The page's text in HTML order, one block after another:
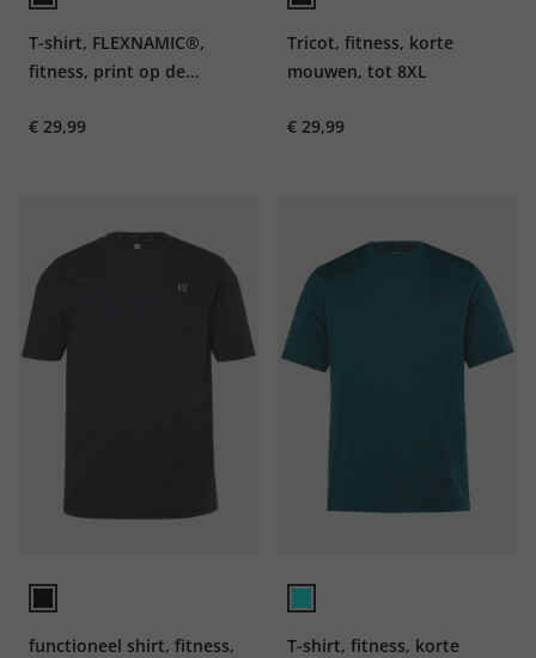
T-shirt, FLEXNAMIC®,
fitness, print op de
€ 29,99
Tricot, fitness, korte
mouwen, tot 8XL
€ 29,99
functioneel shirt, fitness,
T-shirt, fitness, korte